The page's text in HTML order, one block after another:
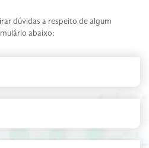
dúvidas a respeito de algum
abaixo: